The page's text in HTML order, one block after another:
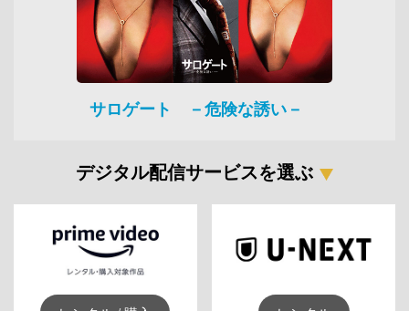
サロゲート －危険な誘い－
デジタル配信サービスを選ぶ